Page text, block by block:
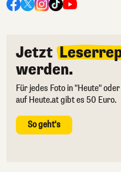
Jetzt
werden.
Für jedes Foto in "Heute"
auf Heute.at gibt es 50 Euro.
So geht's